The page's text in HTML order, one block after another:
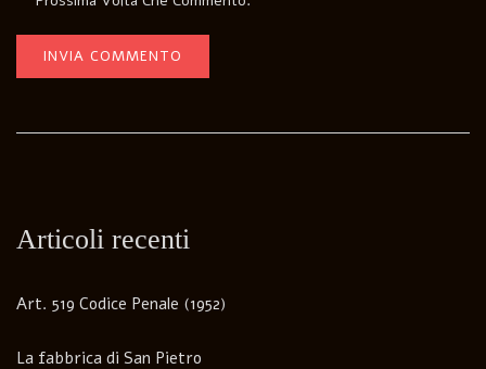
Articoli recenti
Art. 519 Codice Penale (1952)
La fabbrica di San Pietro